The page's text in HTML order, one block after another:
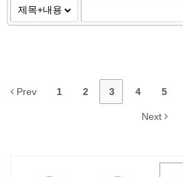
Prev 1 2 3 4 5
Next